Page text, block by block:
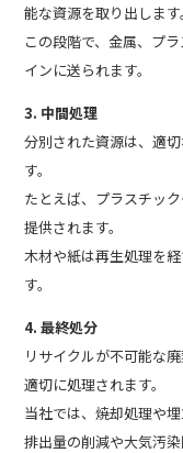
能な資源を取り出します。
この段階で、金属、プ
インに送られます。
3. 中間処理
分別された資源は、適
す。
たとえば、プラスチッ
提供されます。
木材や紙は再生処理を
す。
4. 最終処分
リサイクルが不可能な
適切に処理されます。
当社では、焼却処理や
排出量の削減や大気汚染